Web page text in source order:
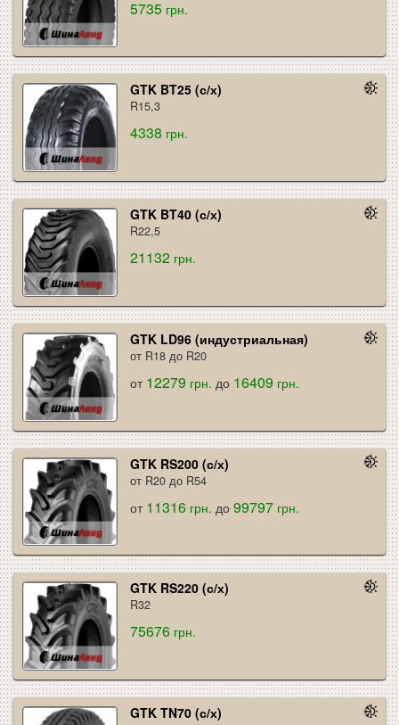
5735 грн.
GTK BT25 (с/х)
R15,3
4338 грн.
GTK BT40 (с/х)
R22,5
21132 грн.
GTK LD96 (индустриальная)
от R18 до R20
от 12279 грн. до 16409 грн.
GTK RS200 (с/х)
от R20 до R54
от 11316 грн. до99797 грн.
GTK RS220 (с/х)
R32
75676 грн.
GTK TN70 (с/х)